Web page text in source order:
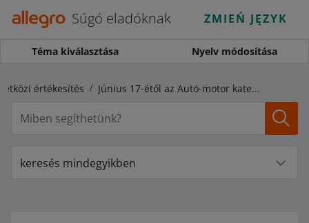
Súgó eladóknak ZMIEŃ JĘZYK
Téma kiválasztása Nyelv módosítása
értékesítés Június 17-étől az Autó-motor kategóriában már nem csak Új állapotú termékeket értékesíthetsz külföldön
keresés mindegyikben